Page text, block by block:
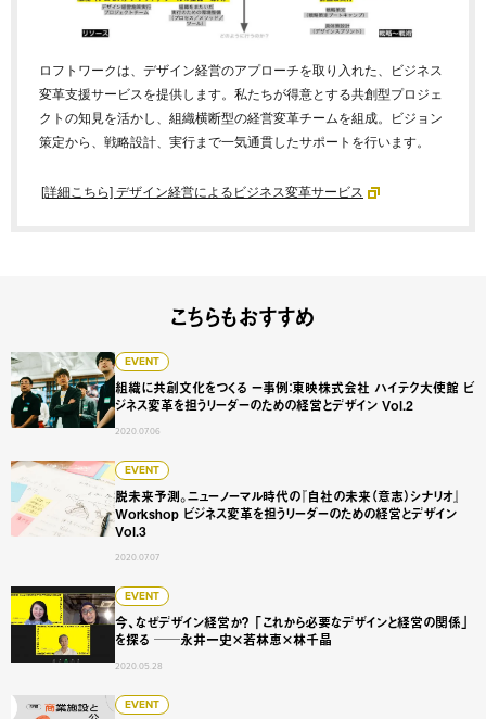
ロフトワークは、デザイン経営のアプローチを取り入れた、ビジネス
変革支援サービスを提供します。私たちが得意とする共創型プロジェ
クトの知見を活かし、組織横断型の経営変革チームを組成。ビジョン
策定から、戦略設計、実行まで一気通貫したサポートを行います。
[詳細こちら] デザイン経営によるビジネス変革サービス
こちらもおすすめ
EVENT
組織に共創文化をつくる ー事例：東映株式会社 ハイテク大使館 ビ
ジネス変革を担うリーダーのための経営とデザイン Vol.2
2020.07.06
組織に共創文化をつくる ー事例：東映株式会社 ハイテク大
EVENT
脱未来予測。ニューノーマル時代の『自社の未来（意志）シナリオ』
Workshop ビジネス変革を担うリーダーのための経営とデザイン
Vol.3
2020.07.07
脱未来予測。ニューノーマル時代の『自社の未来（意志）
EVENT
今、なぜデザイン経営か？ 「これから必要なデザインと経営の関係」
を探る ──永井一史×若林恵×林千晶
2020.05.28
今、なぜデザイン経営か？ 「これから必要なデザインと経
EVENT
【アーカイブ配信】商業施設と公共 - 文化のコモンズにまつ